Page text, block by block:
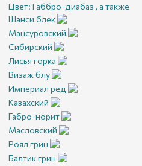
Цвет: Габбро-диабаз , а также
Шанси блек
Мансуровский
Сибирский
Лисья горка
Визаж блу
Империал ред
Казахский
Габро-норит
Масловский
Роял грин
Балтик грин